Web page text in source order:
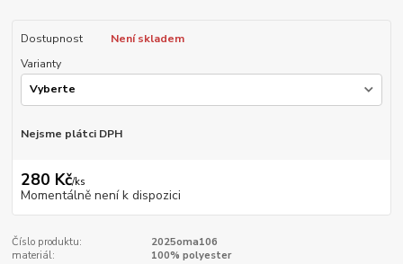
Dostupnost
Není skladem
Varianty
Nejsme plátci DPH
280 Kč/ks
Momentálně není k dispozici
Číslo produktu:
2025oma106
materiál:
100% polyester